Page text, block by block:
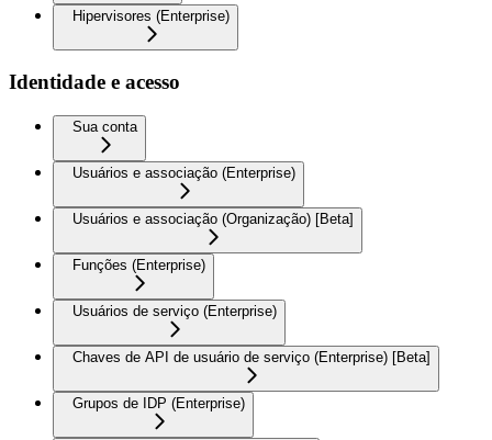
Hipervisores (Enterprise)
Identidade e acesso
Sua conta
Usuários e associação (Enterprise)
Usuários e associação (Organização) [Beta]
Funções (Enterprise)
Usuários de serviço (Enterprise)
Chaves de API de usuário de serviço (Enterprise) [Beta]
Grupos de IDP (Enterprise)